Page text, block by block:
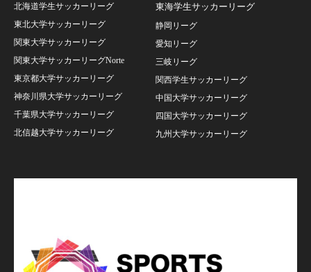
北海道学生サッカーリーグ
東北大学サッカーリーグ
関東大学サッカーリーグ
関東大学サッカーリーグNorte
東京都大学サッカーリーグ
神奈川県大学サッカーリーグ
千葉県大学サッカーリーグ
北信越大学サッカーリーグ
東海学生サッカーリーグ
静岡リーグ
愛知リーグ
三岐リーグ
関西学生サッカーリーグ
中国大学サッカーリーグ
四国大学サッカーリーグ
九州大学サッカーリーグ